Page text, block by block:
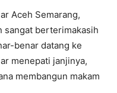
Aceh Semarang,
sangat berterimakasih
benar datang ke
menepati janjinya,
membangun makam